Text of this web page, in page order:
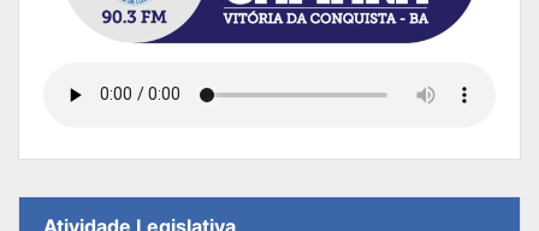
Atividade Legislativa